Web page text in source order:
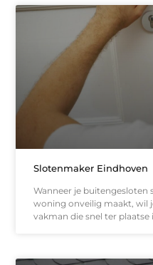
Slotenmaker Eindhoven
Wanneer je buitengesloten
woning onveilig maakt, wil
vakman die snel ter plaatse